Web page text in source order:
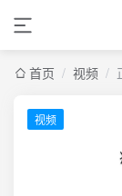
首页 / 视频 /
视频